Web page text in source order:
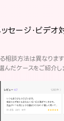
ッセージ・ビデ
相談方法は異なります
んだケースをご紹介し